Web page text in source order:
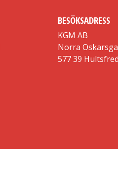
BESÖKSADRESS
KGM AB
Norra
577 39